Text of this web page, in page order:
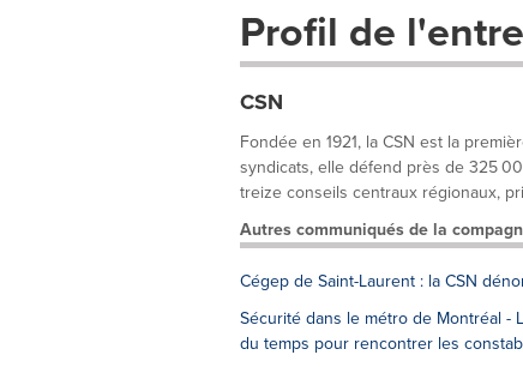
Profil de
CSN
Fondée en 1921, la CSN est la
syndicats, elle défend près de 325
treize conseils centraux régionaux,
Autres communiqués de la
Cégep de Saint-Laurent : la CSN
Sécurité dans le métro de Montréal -
du temps pour rencontrer les